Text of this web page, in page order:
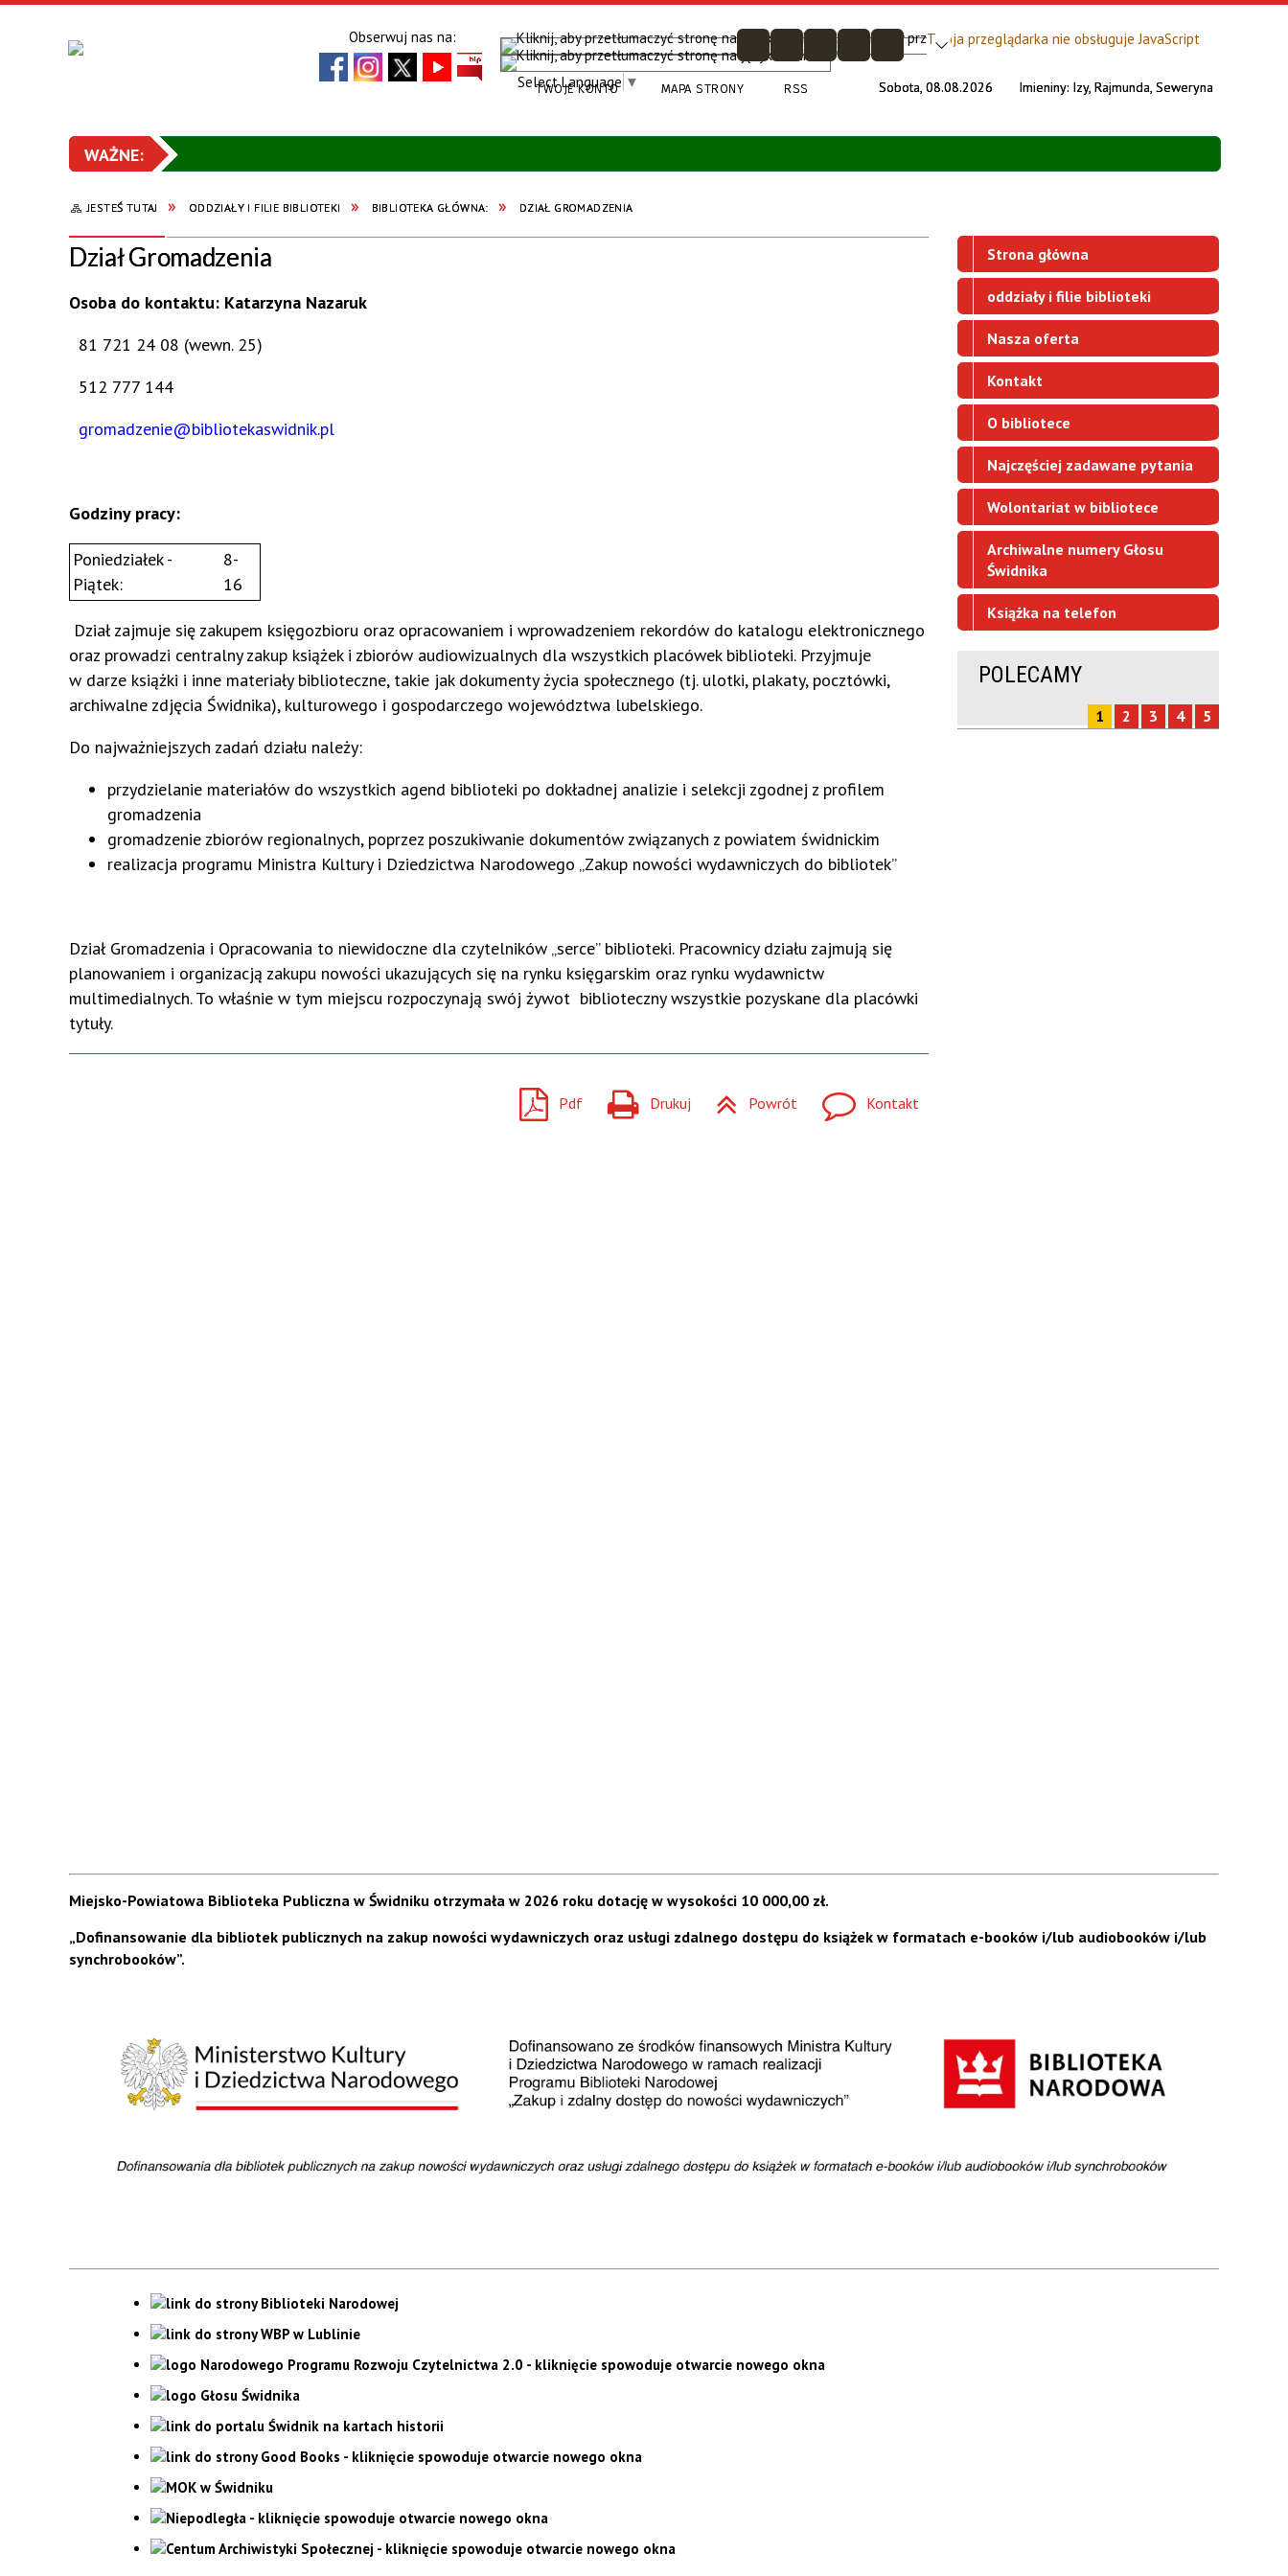
Obserwuj nas na:
Select Language ▼
Twoja przeglądarka nie obsługuje JavaScript
TWOJE KONTO MAPA STRONY RSS Sobota, 08.08.2026 Imieniny: Izy, Rajmunda, Seweryna
JESTEŚ TUTAJ ODDZIAŁY I FILIE BIBLIOTEKI BIBLIOTEKA GŁÓWNA: DZIAŁ GROMADZENIA
Dział Gromadzenia
Osoba do kontaktu: Katarzyna Nazaruk
81 721 24 08 (wewn. 25)
512 777 144
gromadzenie@bibliotekaswidnik.pl
Godziny pracy:
Poniedziałek -
Piątek:
8-
16
Dział zajmuje się zakupem księgozbioru oraz opracowaniem i wprowadzeniem rekordów do katalogu elektronicznego
oraz prowadzi centralny zakup książek i zbiorów audiowizualnych dla wszystkich placówek biblioteki. Przyjmuje
w darze książki i inne materiały biblioteczne, takie jak dokumenty życia społecznego (tj. ulotki, plakaty, pocztówki,
archiwalne zdjęcia Świdnika), kulturowego i gospodarczego województwa lubelskiego.
Do najważniejszych zadań działu należy:
przydzielanie materiałów do wszystkich agend biblioteki po dokładnej analizie i selekcji zgodnej z profilem
gromadzenia
gromadzenie zbiorów regionalnych, poprzez poszukiwanie dokumentów związanych z powiatem świdnickim
realizacja programu Ministra Kultury i Dziedzictwa Narodowego „Zakup nowości wydawniczych do bibliotek”
Dział Gromadzenia i Opracowania to niewidoczne dla czytelników „serce” biblioteki. Pracownicy działu zajmują się
planowaniem i organizacją zakupu nowości ukazujących się na rynku księgarskim oraz rynku wydawnictw
multimedialnych. To właśnie w tym miejscu rozpoczynają swój żywot bibliotecznywszystkie pozyskane dla placówki
tytuły.
Pdf Drukuj Powrót Kontakt
Strona główna
oddziały i filie biblioteki
Nasza oferta
Kontakt
O bibliotece
Najczęściej zadawane pytania
Wolontariat w bibliotece
Archiwalne numery Głosu
Świdnika
Książka na telefon
POLECAMY
1 2 3 4 5
Miejsko-Powiatowa Biblioteka Publiczna w Świdniku otrzymała w 2026 roku dotację w wysokości 10 000,00 zł.
„Dofinansowanie dla bibliotek publicznych na zakup nowości wydawniczych oraz usługi zdalnego dostępu do książek w formatach e-booków i/lub audiobooków i/lub
synchrobooków”.